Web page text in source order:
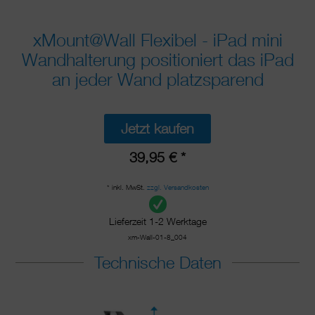
xMount@Wall Flexibel - iPad mini
Wandhalterung positioniert das iPad
an jeder Wand platzsparend
Jetzt kaufen
39,95 € *
* inkl. MwSt. zzgl. Versandkosten
Lieferzeit 1-2 Werktage
xm-Wall-01-8_004
Technische Daten